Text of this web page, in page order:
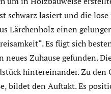
schwarz lasiert und die
Lärchenholz einen
Es fügt sich
Zuhause gefunden.
hintereinander. Zu
bildet den Auftakt. Es